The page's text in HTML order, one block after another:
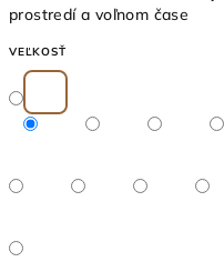
prostredí a voľnom čase
VEĽKOSŤ